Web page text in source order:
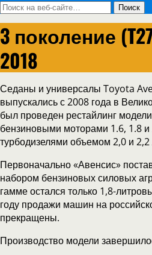
3 поколение
2018
Седаны и универсалы Toyota
выпускались с 2008 года в
был проведен рестайлинг
бензиновыми моторами 1.6, 1.8 и
турбодизелями объемом 2,0 и 2,2
Первоначально «Авенсис»
набором бензиновых силовых
гамме остался только 1,8-
году продажи машин на
прекращены.
Производство модели